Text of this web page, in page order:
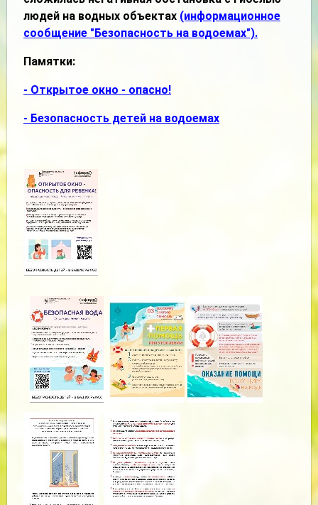
людей на водных объектах (информационное
сообщение "Безопасность на водоемах").
Памятки:
- Открытое окно - опасно!
- Безопасность детей на водоемах